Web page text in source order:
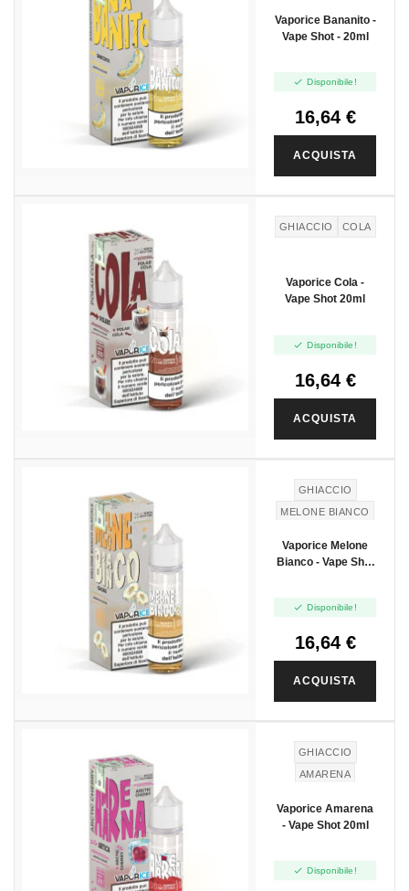
Vaporice Bananito -
Vape Shot - 20ml
 Disponibile!
16,64 €
ACQUISTA
GHIACCIO COLA
Vaporice Cola -
Vape Shot 20ml
 Disponibile!
16,64 €
ACQUISTA
GHIACCIO
MELONE BIANCO
Vaporice Melone
Bianco - Vape Shot
 Disponibile!
16,64 €
ACQUISTA
GHIACCIO
AMARENA
Vaporice Amarena
- Vape Shot 20ml
 Disponibile!